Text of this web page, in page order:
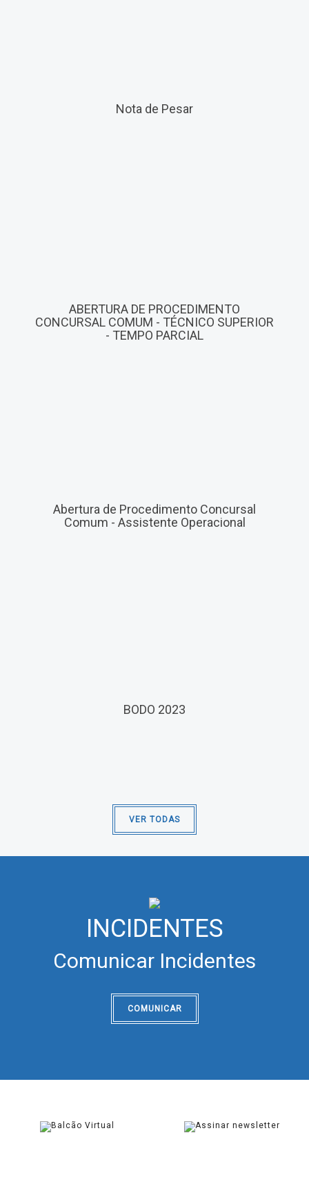
Nota de Pesar
ABERTURA DE PROCEDIMENTO
CONCURSAL COMUM - TÉCNICO SUPERIOR
- TEMPO PARCIAL
Abertura de Procedimento Concursal
Comum - Assistente Operacional
BODO 2023
VER TODAS
INCIDENTES
Comunicar Incidentes
COMUNICAR